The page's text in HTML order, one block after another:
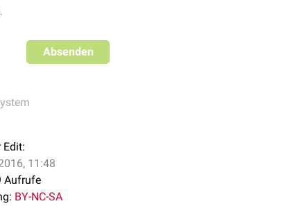
Absenden
Edit:
11:48
Aufrufe
BY-NC-SA